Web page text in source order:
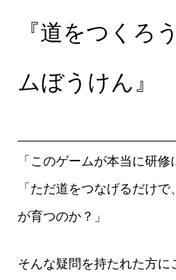
『道をつくろ
ムぼうけん』
「このゲームが本当に研修
「ただ道をつなげるだけ
が育つのか？」
そんな疑問を持たれた方